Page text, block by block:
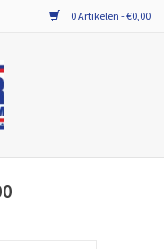
0 Artikelen - €0,00